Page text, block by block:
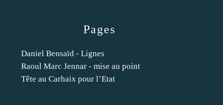
Pages
Daniel Bensaïd - Lignes
Raoul Marc Jennar - mise au point
Tête au Carhaix pour l’Etat